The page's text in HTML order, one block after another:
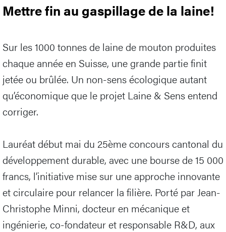
Mettre fin au gaspillage de la laine!
Sur les 1000 tonnes de laine de mouton produites
chaque année en Suisse, une grande partie finit
jetée ou brûlée. Un non-sens écologique autant
qu’économique que le projet Laine & Sens entend
corriger.
Lauréat début mai du 25ème concours cantonal du
développement durable, avec une bourse de 15 000
francs, l’initiative mise sur une approche innovante
et circulaire pour relancer la filière. Porté par Jean-
Christophe Minni, docteur en mécanique et
ingénierie, co-fondateur et responsable R&D, aux